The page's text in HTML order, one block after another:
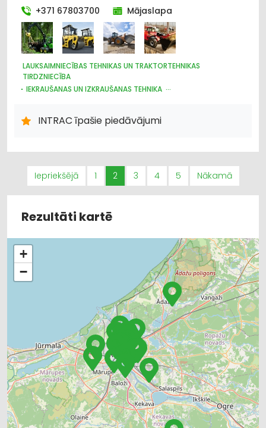
+371 67803700 Mājaslapa
LAUKSAIMNIECĪBAS TEHNIKAS UN TRAKTORTEHNIKAS
TIRDZNIECĪBA
IEKRAUŠANAS UN IZKRAUŠANAS TEHNIKA
CELTNIECĪBAS TEHNIKA UN IEKĀRTAS; TIRDZNIECĪBA, SERVISS
MEŽKOPĪBAS UN MEŽIZSTRĀDES TEHNIKA
LABOŠANA, REMONTS
CELTNIECĪBAS TEHNIKA UN IEKĀRTAS; NOMA
INTRAC īpašie piedāvājumi
Iepriekšējā 1 2 3 4 5 Nākamā
Rezultāti kartē
+
−